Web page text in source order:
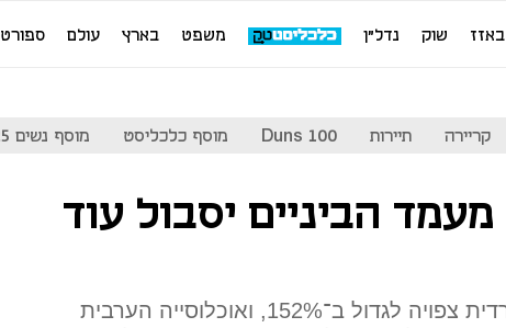
באזז שוק נדל"ן משפט בארץ עולם ספורט
קריירה תיירות Duns 100 מוסף כלכליסט מוסף נשים 2025
ב-2030 מעמד הביניים יסבול עוד
האוכלוסייה החרדית צפויה לגדול ב־152%, ואוכלוסייה הערבית